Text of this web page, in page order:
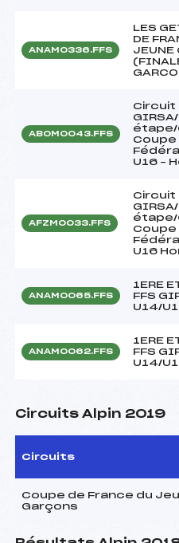
ANAM0336.FFS
LES
DE
JEUNE
ABOM0043.FFS
Circuit
étape/
Coupe
U16 –
AFZM0033.FFS
Circuit
étape/
Coupe
U16
ANAM0065.FFS
1ERE
FFS
U14/
ANAM0062.FFS
1ERE
FFS
U14/
Circuits Alpin 2019
Circuits
Coupe de France du
Garçons